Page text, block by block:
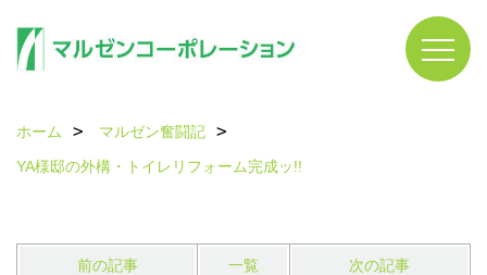
ホーム
マルゼン奮闘記
YA様邸の外構・トイレリフォーム完成ッ!!
前の記事 一覧 次の記事